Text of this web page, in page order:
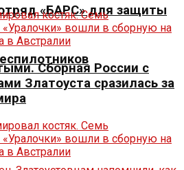
«БАРС» для защиты
Сборная России с
Златоуста сразилась за